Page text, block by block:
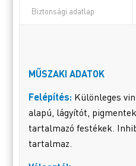
Biztonsági adatlap
MŰSZAKI ADATOK
Felépítés: Különleges
alapú, lágyítót,
tartalmazó festékek.
tartalmaz.